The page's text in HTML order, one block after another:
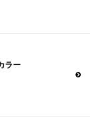
ラー